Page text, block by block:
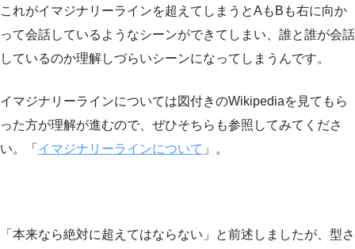
これがイマジナリーラインを超えてしまうとAもBも右に向か
って会話しているようなシーンができてしまい、誰と誰が会話
しているのか理解しづらいシーンになってしまうんです。
イマジナリーラインについては図付きのWikipediaを見てもら
った方が理解が進むので、ぜひそちらも参照してみてくださ
い。「 イマジナリーラインについて 」。
「本来なら絶対に超えてはならない」と前述しましたが、型さ